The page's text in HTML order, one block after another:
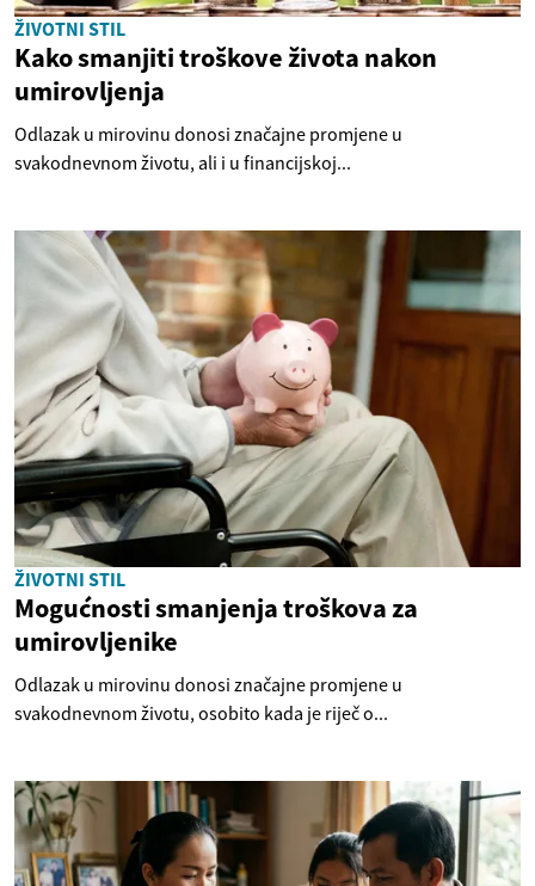
ŽIVOTNI STIL
Kako smanjiti troškove života nakon
umirovljenja
Odlazak u mirovinu donosi značajne promjene u
svakodnevnom životu, ali i u financijskoj...
ŽIVOTNI STIL
Mogućnosti smanjenja troškova za
umirovljenike
Odlazak u mirovinu donosi značajne promjene u
svakodnevnom životu, osobito kada je riječ o...